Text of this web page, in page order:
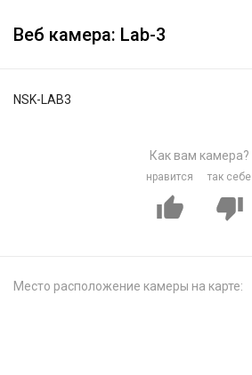
Веб камера: Lab-3
NSK-LAB3
Как вам камера?
нравится так себе
Место расположение камеры на карте: